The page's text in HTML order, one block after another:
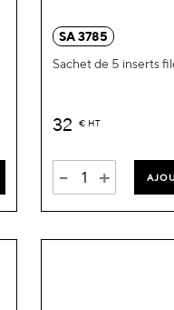
SA 3785
Sachet de 5 inserts
32 € HT
- +